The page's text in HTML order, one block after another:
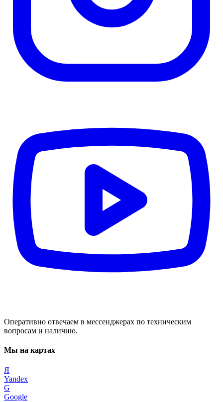
Оперативно отвечаем в мессенджерах по техническим
вопросам и наличию.
Мы на картах
Я
Yandex
G
Google